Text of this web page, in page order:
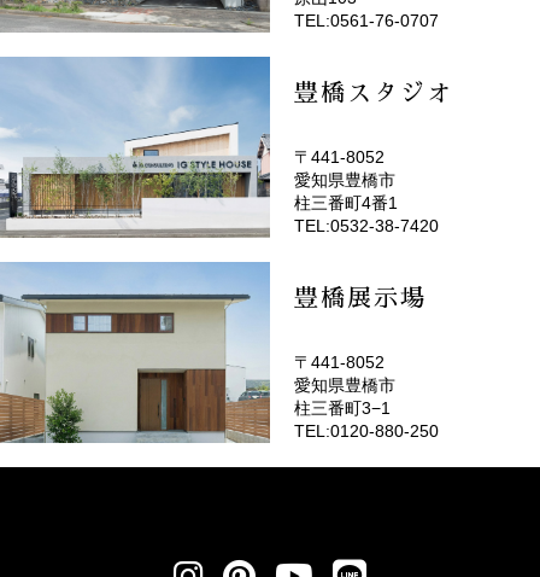
TEL:0561-76-0707
豊橋スタジオ
(EMOTOP豊橋)
〒441-8052
愛知県豊橋市
柱三番町4番1
TEL:0532-38-7420
豊橋展示場
〒441-8052
愛知県豊橋市
柱三番町3−1
TEL:0120-880-250